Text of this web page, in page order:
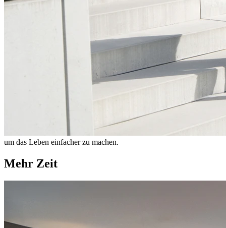
um das Leben einfacher zu machen.
Mehr Zeit